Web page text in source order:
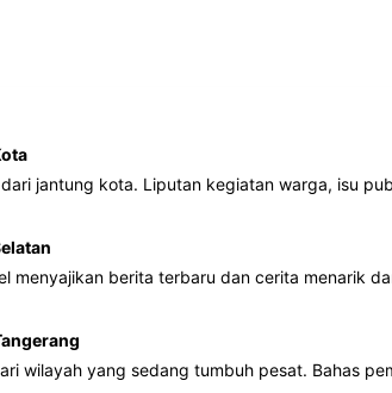
jantung kota. Liputan kegiatan warga, isu
menyajikan berita terbaru dan cerita menarik
wilayah yang sedang tumbuh pesat. Bahas